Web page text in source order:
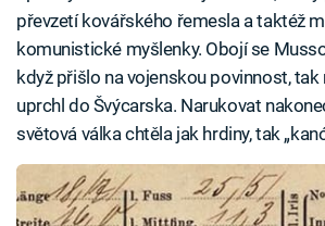
převzetí kovářského řemesla a taktéž
komunistické myšlenky. Obojí se
když přišlo na vojenskou povinnost,
uprchl do Švýcarska. Narukovat
světová válka chtěla jak hrdiny, tak